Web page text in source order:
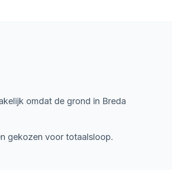
omdat de grond in Breda
gekozen voor totaalsloop.